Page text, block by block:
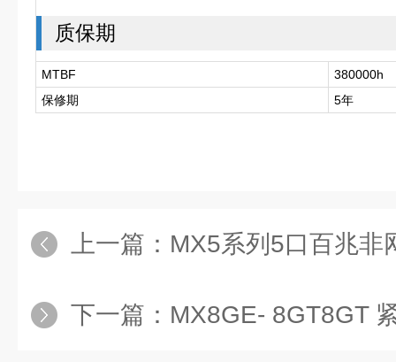
质保期
MTBF
380000h
保修期
5年
上一篇： MX5系列5口百兆非网管型
下一篇： MX8GE- 8GT8GT 紧凑型